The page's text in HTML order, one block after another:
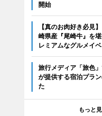
開始
【真のお肉好き必見
崎県産『尾崎牛』を
レミアムなグルメイベ
旅行メディア「旅色
が提供する宿泊プラ
た
もっと